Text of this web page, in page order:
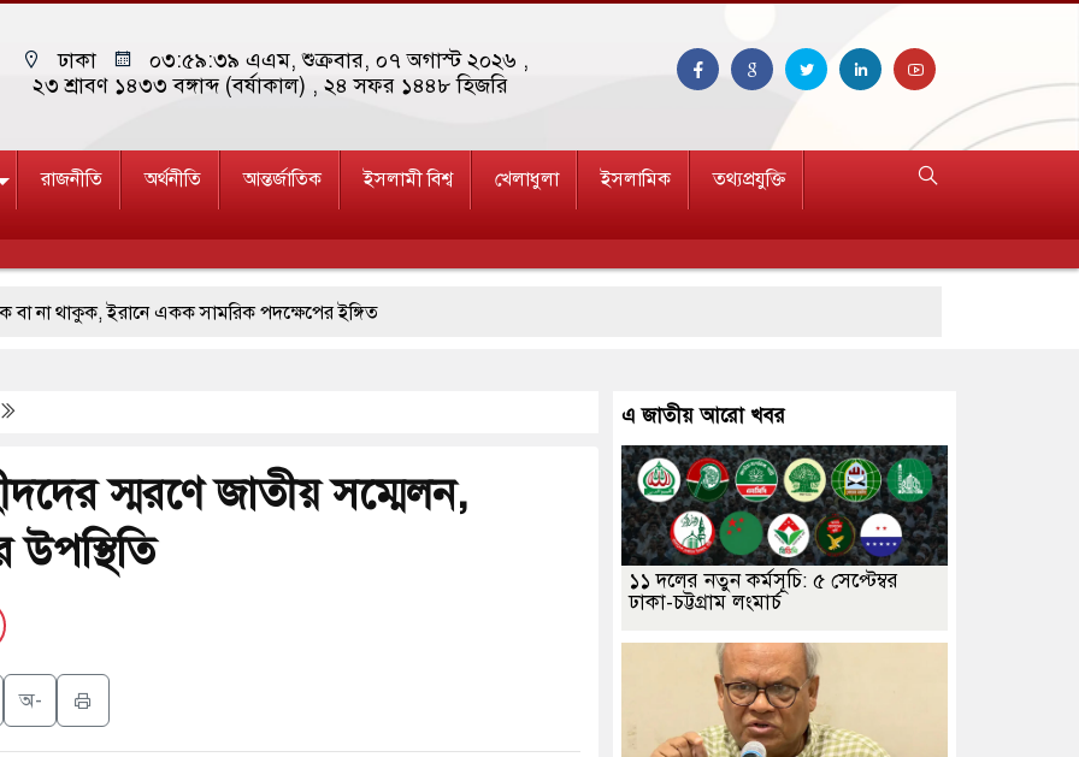
ঢাকা ০৩:৫৯:৪০ এএম, শুক্রবার, ০৭ অগাস্ট ২০২৬ ,
২৩ শ্রাবণ ১৪৩৩ বঙ্গাব্দ (বর্ষাকাল) , ২৪ সফর ১৪৪৮ হিজরি
রাজনীতি অর্থনীতি আন্তর্জাতিক ইসলামী বিশ্ব খেলাধুলা ইসলামিক তথ্যপ্রযুক্তি
ইরানে একক সামরিক পদক্ষেপের ইঙ্গিত
নতুন বাংলাদেশের পথচলার কেন্দ্র হবে: ড. ইউনূস
ও ছাত্রলীগের আচরণ ইসরায়েলের মতো: সাদিক
ও পাহাড়ি ঢলে ফুঁসে উঠেছে তিস্তা
ক্ষেপণাস্ত্র ইউনিট মোতায়েন করা হয়েছে: কিয়েভ
শিকার ভারতীয় জাহাজ ডুবল
গণঅভ্যুত্থান দিবস
কেন্দ্রের ইউনিট-১ এ আবারও বিদ্যুৎ উৎপাদন শুরু
স্মরণে জাতীয় সম্মেলন,
উপস্থিতি
অ-
এ জাতীয় আরো খবর
১১ দলের নতুন কর্মসূচি: ৫ সেপ্টেম্বর
ঢাকা-চট্টগ্রাম লংমার্চ